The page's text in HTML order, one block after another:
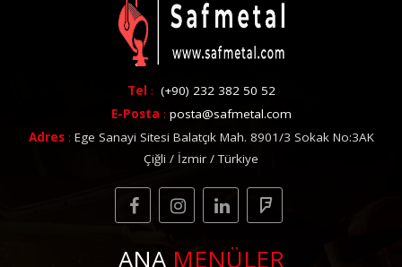
Tel : (+90) 232 382 50 52
E-Posta : posta@safmetal.com
Adres: Ege Sanayi Sitesi Balatçık Mah. 8901/3 Sokak No:3AK
Çiğli / İzmir / Türkiye
ANA MENÜLER